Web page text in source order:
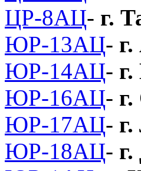
ЦР-8АЦ- г.
ЮР-13АЦ-
ЮР-14АЦ-
ЮР-16АЦ-
ЮР-17АЦ-
ЮР-18АЦ-